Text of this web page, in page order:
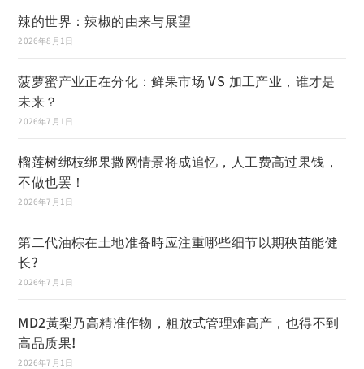
辣的世界：辣椒的由来与展望
2026年8月1日
菠萝蜜产业正在分化：鲜果市场 VS 加工产业，谁才是
未来？
2026年7月1日
榴莲树绑枝绑果撒网情景将成追忆，人工费高过果钱，
不做也罢！
2026年7月1日
第二代油棕在土地准备時应注重哪些细节以期秧苗能健
长?
2026年7月1日
MD2黃梨乃高精准作物，粗放式管理难高产，也得不到
高品质果!
2026年7月1日